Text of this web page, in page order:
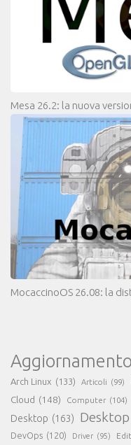
Mesa 26.2: la nuova
MocaccinoOS 26.08: la
Aggiornamento
Arch Linux (133) Articoli (99)
Cloud (148) Computer (104)
Desktop (163)
DevOps (120) Driver (95)